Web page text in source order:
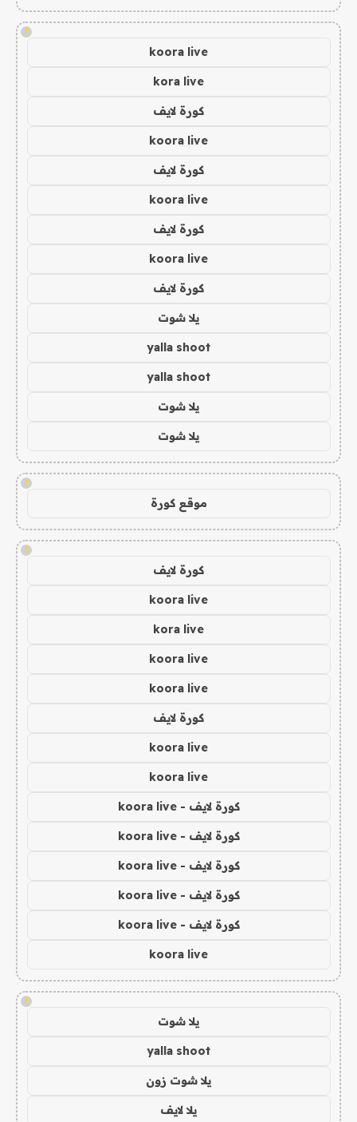
!
koora live
kora live
كورة لايف
koora live
كورة لايف
koora live
كورة لايف
koora live
كورة لايف
يلا شوت
yalla shoot
yalla shoot
يلا شوت
يلا شوت
!
موقع كورة
!
كورة لايف
koora live
kora live
koora live
koora live
كورة لايف
koora live
koora live
كورة لايف - koora live
كورة لايف - koora live
كورة لايف - koora live
كورة لايف - koora live
كورة لايف - koora live
koora live
!
يلا شوت
yalla shoot
يلا شوت زون
يلا لايف